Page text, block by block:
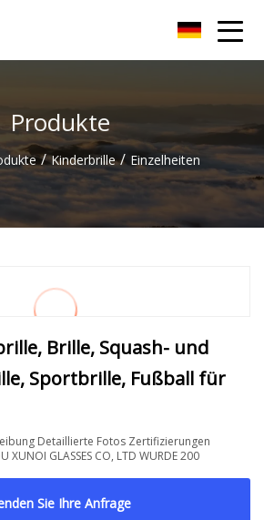
Produkte
/ Kinderbrille / Einzelheiten
Brille, Squash- und
Sportbrille, Fußball für
Detaillierte Fotos Zertifizierungen
GLASSES CO, LTD WURDE 200
Sie Ihre Anfrage